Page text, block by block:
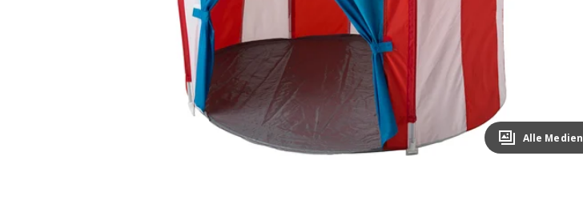
Alle Medien